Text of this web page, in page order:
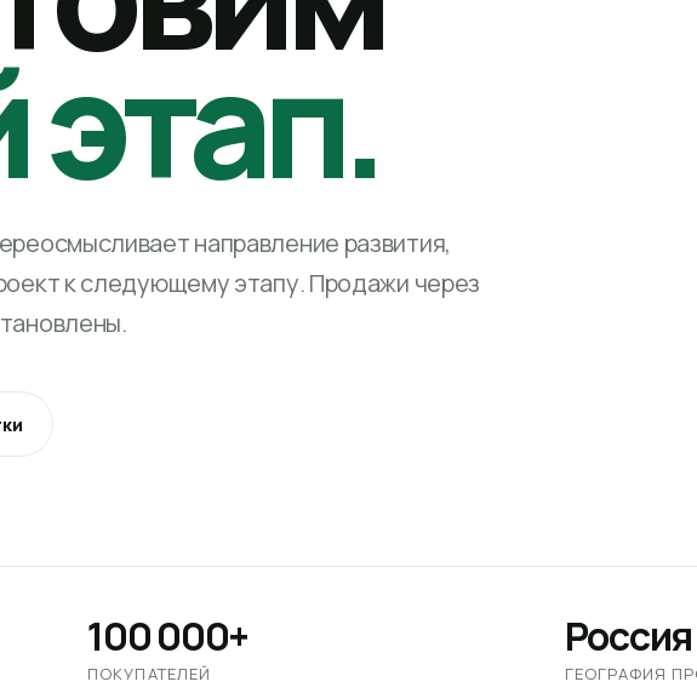
направление развития,
к следующему этапу. Продажи через
100 000+
ПОКУПАТЕЛЕЙ
Россия
ГЕОГРАФИЯ